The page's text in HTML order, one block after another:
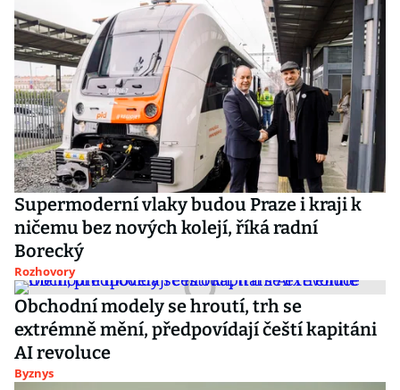
Supermoderní vlaky budou Praze i kraji k
ničemu bez nových kolejí, říká radní
Borecký
Rozhovory
Obchodní modely se hroutí, trh se
extrémně mění, předpovídají čeští kapitáni
AI revoluce
Byznys